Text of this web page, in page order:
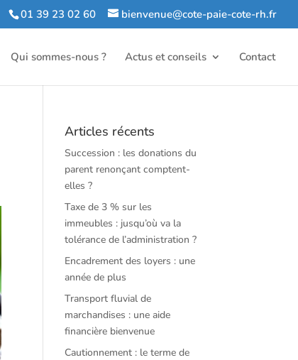
01 39 23 02 60 bienvenue@cote-paie-cote-rh.fr
Qui sommes-nous ? Actus et conseils Contact
Articles récents
Succession : les donations du
parent renonçant comptent-
elles ?
Taxe de 3 % sur les
immeubles : jusqu’où va la
tolérance de l’administration ?
Encadrement des loyers : une
année de plus
Transport fluvial de
marchandises : une aide
financière bienvenue
Cautionnement : le terme de